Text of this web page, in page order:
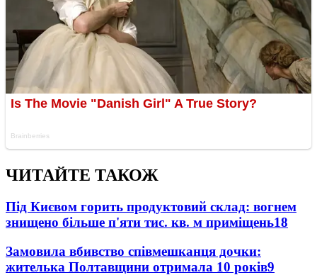
ЧИТАЙТЕ ТАКОЖ
Під Києвом горить продуктовий склад: вогнем
знищено більше п'яти тис. кв. м приміщень18
Замовила вбивство співмешканця дочки:
жителька Полтавщини отримала 10 років9